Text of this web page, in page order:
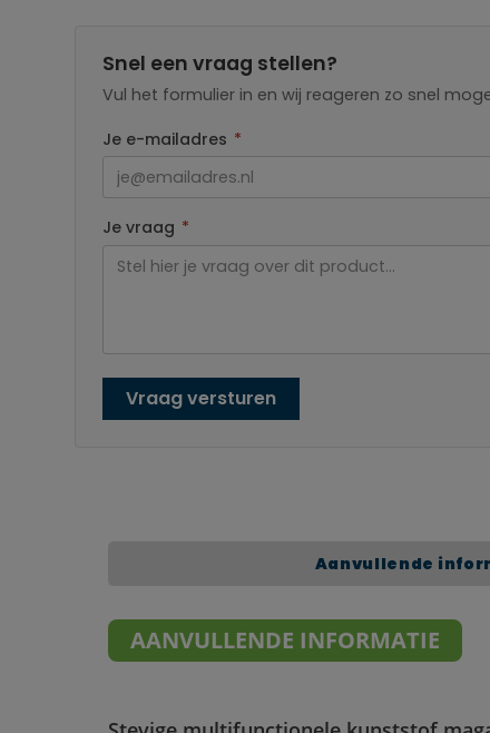
Snel een vraag stellen?
Vul het formulier in en wij reageren zo snel
Je e-mailadres *
Je vraag *
Vraag versturen
Aanvullende
AANVULLENDE INFORMATIE